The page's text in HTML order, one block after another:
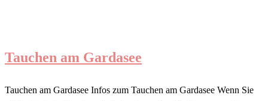
Tauchen am Gardasee
Tauchen am Gardasee Infos zum Tauchen am Gardasee Wenn Sie